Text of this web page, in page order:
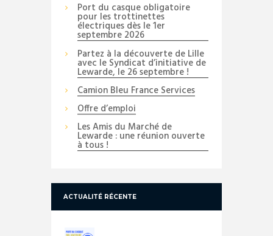
Port du casque obligatoire
pour les trottinettes
électriques dès le 1er
septembre 2026
Partez à la découverte de Lille
avec le Syndicat d’initiative de
Lewarde, le 26 septembre !
Camion Bleu France Services
Offre d’emploi
Les Amis du Marché de
Lewarde : une réunion ouverte
à tous !
ACTUALITÉ RÉCENTE